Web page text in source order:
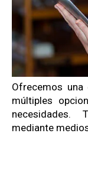
Ofrecemos una
múltiples
necesidades.
mediante